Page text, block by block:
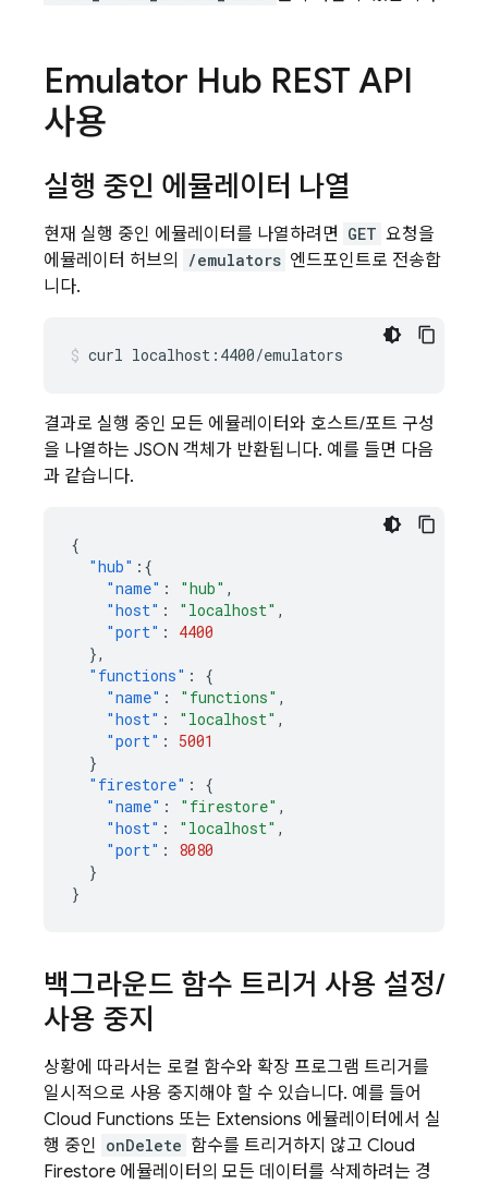
Emulator Hub REST API
사용
실행 중인 에뮬레이터 나열
현재 실행 중인 에뮬레이터를 나열하려면 GET 요청을
에뮬레이터 허브의
/emulators 엔드포인트로 전송합
니다.
curl localhost:4400/emulators
결과로 실행 중인 모든 에뮬레이터와 호스트/포트 구성
을 나열하는 JSON 객체가 반환됩니다. 예를 들면 다음
과 같습니다.
{
"hub" :{
"name" : "hub" ,
"host" : "localhost" ,
"port" :
4400
},
"functions" :
{
"name" : "functions" ,
"host" : "localhost" ,
"port" :
5001
}
"firestore" :
{
"name" : "firestore" ,
"host" : "localhost" ,
"port" :
8080
}
}
백그라운드 함수 트리거 사용 설정/
사용 중지
상황에 따라서는 로컬 함수와 확장 프로그램 트리거를
일시적으로 사용 중지해야 할 수 있습니다. 예를 들어
Cloud Functions 또는 Extensions 에뮬레이터에서 실
행 중인 onDelete 함수를 트리거하지 않고 Cloud
Firestore 에뮬레이터의 모든 데이터를 삭제하려는 경